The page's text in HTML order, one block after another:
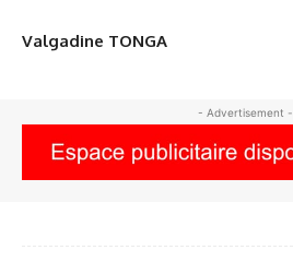
Valgadine TONGA
- Advertisement -